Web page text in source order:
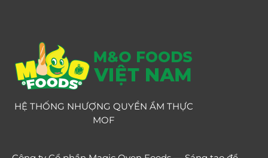
HỆ THỐNG NHƯỢNG QUYỀN ẨM THỰC
MOF